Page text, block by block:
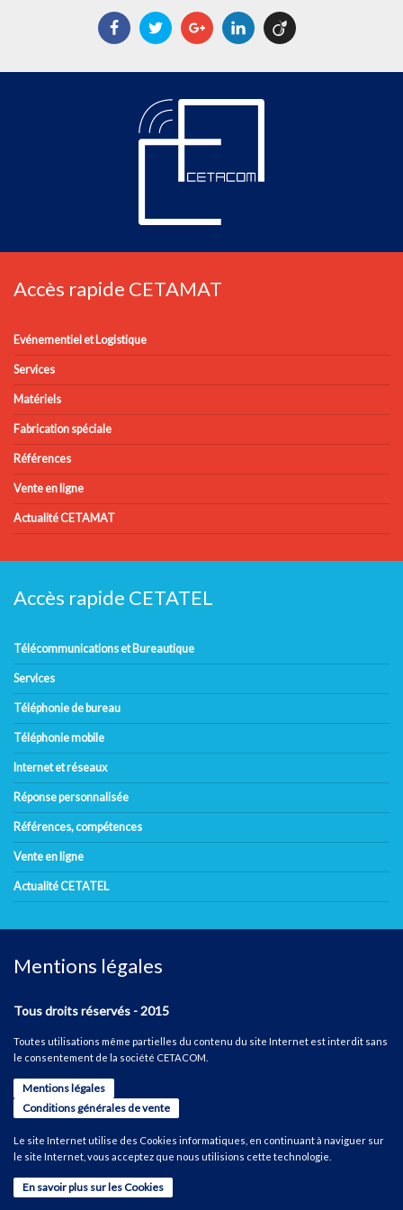
FacebookTwitter Google+LinkedIn
Accès rapide CETAMAT
Evénementiel et Logistique
Services
Matériels
Fabrication spéciale
Références
Vente en ligne
Actualité CETAMAT
Accès rapide CETATEL
Télécommunications et Bureautique
Services
Téléphonie de bureau
Téléphonie mobile
Internet et réseaux
Réponse personnalisée
Références, compétences
Vente en ligne
Actualité CETATEL
Mentions légales
Tous droits réservés - 2015
Toutes utilisations même partielles du contenu du site Internet est interdit sans
le consentement de la société CETACOM.
Mentions légales
Conditions générales de vente
Le site Internet utilise des Cookies informatiques, en continuant à naviguer sur
le site Internet, vous acceptez que nous utilisions cette technologie.
En savoir plus sur les Cookies